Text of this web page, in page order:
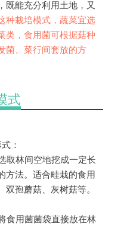
既能充分利用土地，又
种栽培模式，蔬菜宜选
类，食用菌可根据菇种
菌、菜行间套放的方
式
：
林间空地挖成一定长
方法。适合畦栽的食用
孢蘑菇、灰树菇等。
用菌菌袋直接放在林